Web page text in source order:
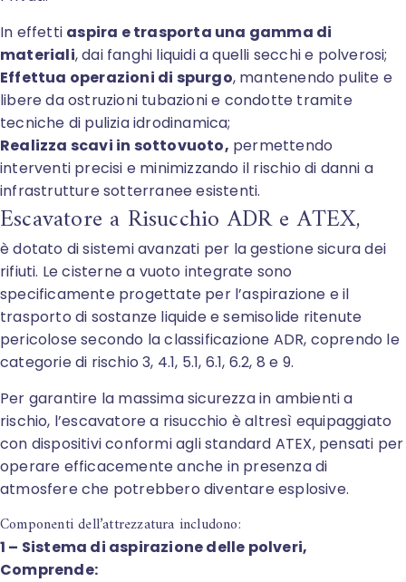
In effetti aspira e trasporta una gamma di
materiali, dai fanghi liquidi a quelli secchi e polverosi;
Effettua operazioni di spurgo, mantenendo pulite e
libere da ostruzioni tubazioni e condotte tramite
tecniche di pulizia idrodinamica;
Realizza scavi in sottovuoto, permettendo
interventi precisi e minimizzando il rischio di danni a
infrastrutture sotterranee esistenti.
Escavatore a Risucchio ADR e ATEX,
è dotato di sistemi avanzati per la gestione sicura dei
rifiuti. Le cisterne a vuoto integrate sono
specificamente progettate per l’aspirazione e il
trasporto di sostanze liquide e semisolide ritenute
pericolose secondo la classificazione ADR, coprendo le
categorie di rischio 3, 4.1, 5.1, 6.1, 6.2, 8 e 9.
Per garantire la massima sicurezza in ambienti a
rischio, l’escavatore a risucchio è altresì equipaggiato
con dispositivi conformi agli standard ATEX, pensati per
operare efficacemente anche in presenza di
atmosfere che potrebbero diventare esplosive.
Componenti dell’attrezzatura includono:
1 – Sistema di aspirazione delle polveri,
Comprende: